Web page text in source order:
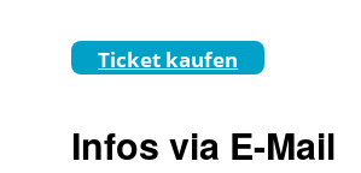
Ticket kaufen
Infos via E-Mail